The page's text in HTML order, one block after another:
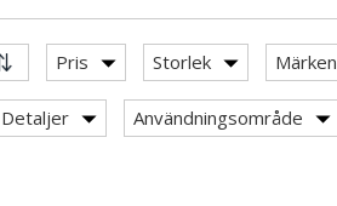
Pris Storlek Märken
Detaljer Användningsområde